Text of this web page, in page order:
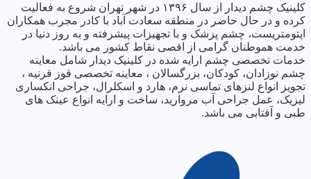
کلینیک چشم دیدار از سال ١٣٩۶ در شهر تهران شروع به فعالیت
کرده و در حال حاضر در منطقه سعادت آباد با کادر مجرب همکاران
اپتومتریست، چشم پزشک و با تجهیزات پیشرفته و به روز دنیا در
خدمت هموطنان گرامی از اقصی نقاط کشور می باشد.
خدمات تخصصی چشم ارایه شده در کلینیک دیدار شامل معاینه
چشم نوزادان، کودکان، بزرگسالان ، معاینه تخصصی قوز قرنیه ،
تجویز انواع لنزهای تماسی نرم، هارد و اسکلرال، جراحی انکساری
لیزیک، عمل جراحی آب مروارید، ساخت و ارایه انواع عینک های
طبی و آفتابی می باشد.